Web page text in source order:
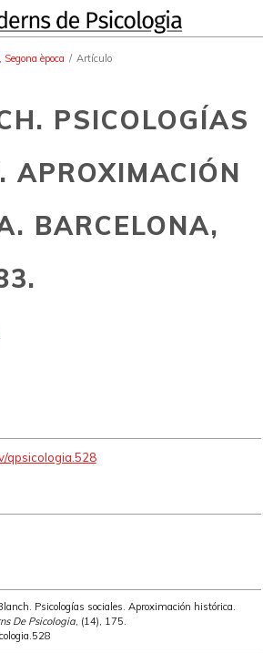
època / Artículo
PSICOLOGÍAS
APROXIMACIÓN
BARCELONA,
qpsicologia.528
Psicologías sociales. Aproximación histórica.
De Psicologia, (14), 175.